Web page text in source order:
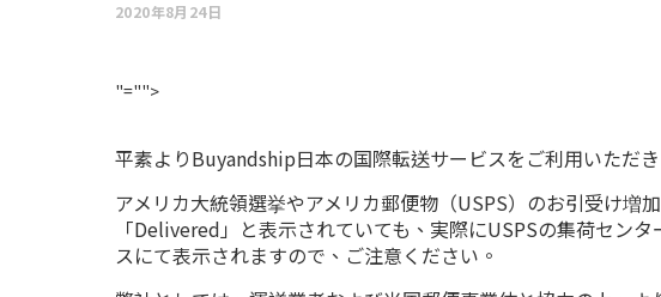
2020年8月24日
"="">
平素よりBuyandship日本の国際転送サービスをご利用いただ
アメリカ大統領選挙やアメリカ郵便物（USPS）のお引受け
「Delivered」と表示されていても、実際にUSPSの集荷セン
スにて表示されますので、ご注意ください。